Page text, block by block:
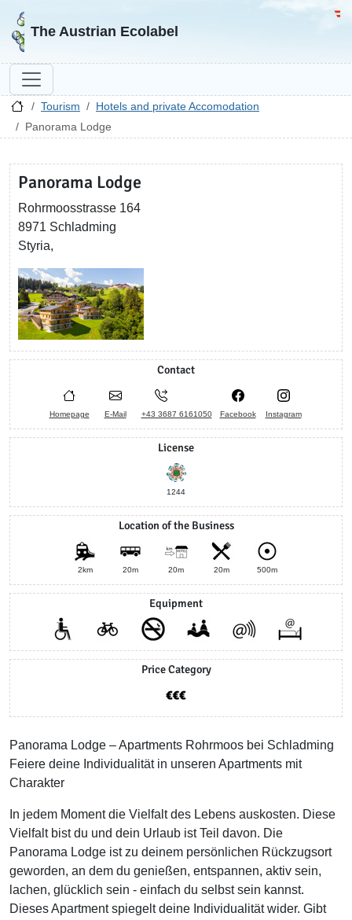
Go to homepage
The Austrian Ecolabel
Tourism
Hotels and private Accomodation
Panorama Lodge
Panorama Lodge
Rohrmoosstrasse 164
8971 Schladming
Styria,
Contact
Homepage E-Mail +43 3687 6161050 Facebook Instagram
License
1244
Location of the Business
2km 20m 20m 20m 500m
Equipment
Price Category
Panorama Lodge – Apartments Rohrmoos bei Schladming
Feiere deine Individualität in unseren Apartments mit
Charakter
In jedem Moment die Vielfalt des Lebens auskosten. Diese
Vielfalt bist du und dein Urlaub ist Teil davon. Die
Panorama Lodge ist zu deinem persönlichen Rückzugsort
geworden, an dem du genießen, entspannen, aktiv sein,
lachen, glücklich sein - einfach du selbst sein kannst.
Dieses Apartment spiegelt deine Individualität wider. Gibt